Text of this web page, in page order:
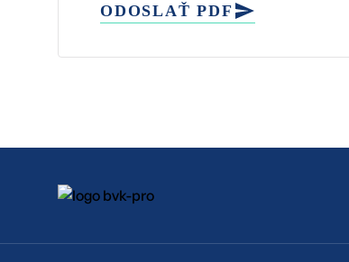
ODOSLAŤ PDF